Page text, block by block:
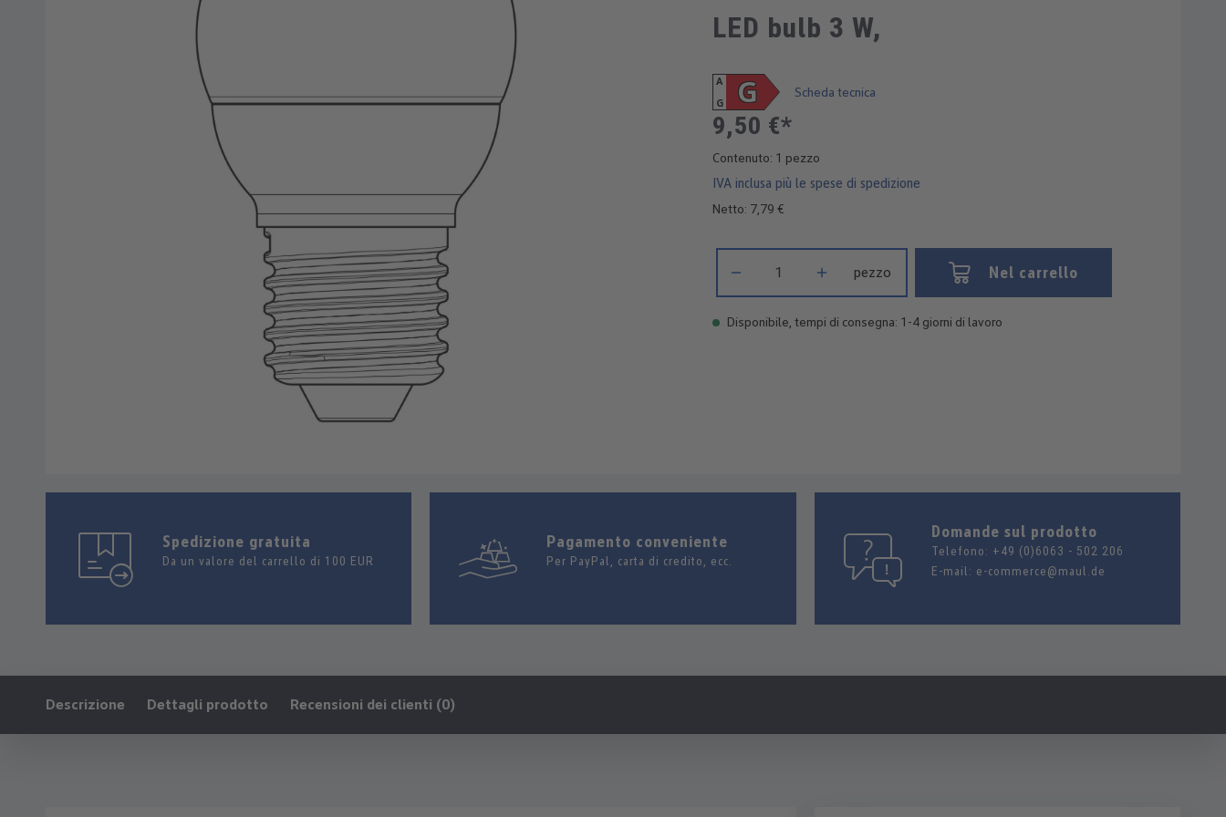
LED bulb 3 W,
A
G
G Scheda tecnica
9,50 €*
Contenuto: 1 pezzo
IVA inclusa più le spese di spedizione
Netto: 7,79 €
pezzo Nel carrello
Disponibile, tempi di consegna: 1-4 giorni di lavoro
Spedizione gratuita
Da un valore del carrello di 100 EUR
Pagamento conveniente
Per PayPal, carta di credito, ecc.
Domande sul prodotto
Telefono: +49 (0)6063 - 502 206
E-mail: e-commerce@maul.de
Ankerlink:
Descrizione Dettagli prodotto Recensioni dei clienti (0)